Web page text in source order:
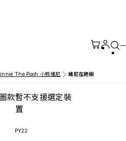
The Pooh 小熊維尼 維尼在爬樹
款暫不支援選定裝
置
PY22